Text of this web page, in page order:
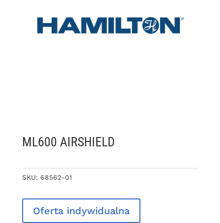
ML600 AIRSHIELD
SKU: 68562-01
Oferta indywidualna